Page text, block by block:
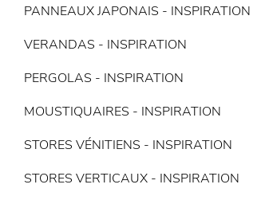
PANNEAUX JAPONAIS - INSPIRATION
VERANDAS - INSPIRATION
PERGOLAS - INSPIRATION
MOUSTIQUAIRES - INSPIRATION
STORES VÉNITIENS - INSPIRATION
STORES VERTICAUX - INSPIRATION